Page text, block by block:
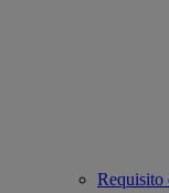
Requisito